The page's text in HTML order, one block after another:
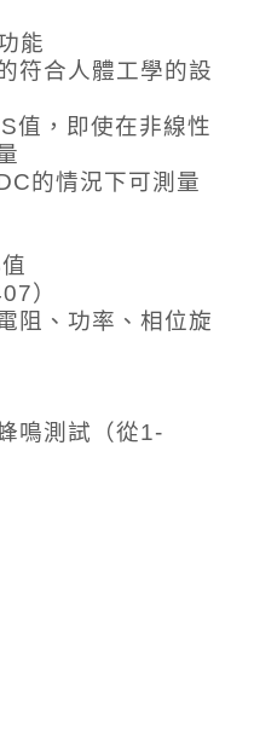
能
符合人體工學的設
值，即使在非線性
的情況下可測量
）
阻、功率、相位旋
鳴測試（從1-